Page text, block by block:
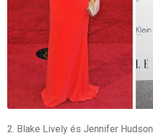
2. Blake Lively és Jennifer Hudson